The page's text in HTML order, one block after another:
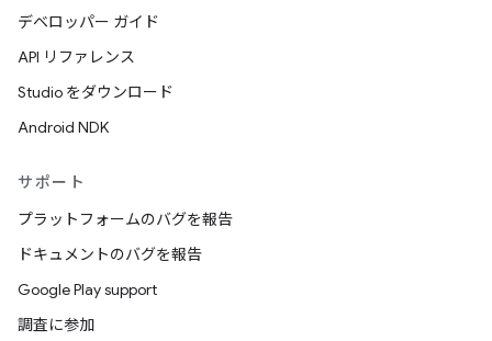
デベロッパー ガイド
API リファレンス
Studio をダウンロード
Android NDK
サポート
プラットフォームのバグを報告
ドキュメントのバグを報告
Google Play support
調査に参加